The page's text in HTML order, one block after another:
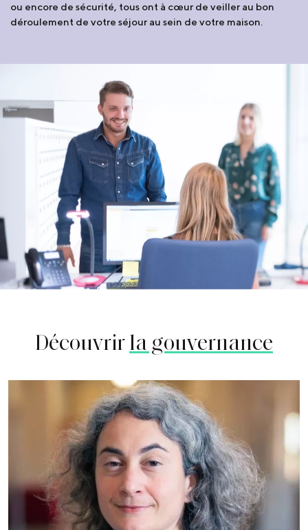
ou encore de sécurité, tous ont à cœur de veiller au bon
déroulement de votre séjour au sein de votre maison.
Découvrirla gouvernance